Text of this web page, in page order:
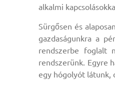
alkalmi
Sürgősen és
gazdaságunkra a
rendszerbe foglalt
rendszerünk. Egyre
egy hógolyót látunk,